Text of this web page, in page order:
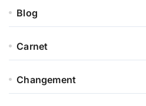
Blog
Carnet
Changement